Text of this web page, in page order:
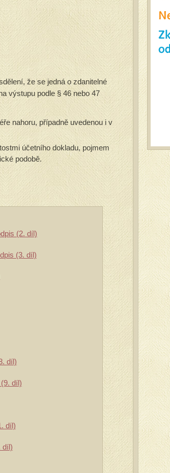
že se jedná o zdanitelné
výstupu podle § 46 nebo 47
nahoru, případně uvedenou i v
účetního dokladu, pojmem
podobě.
(2. díl)
(3. díl)
díl)
díl)
díl)
díl)